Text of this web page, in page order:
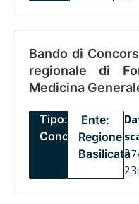
Bando di
regionale di
Medicina
Tipo:
Concorsi
Ente:
Regione
Basilicata